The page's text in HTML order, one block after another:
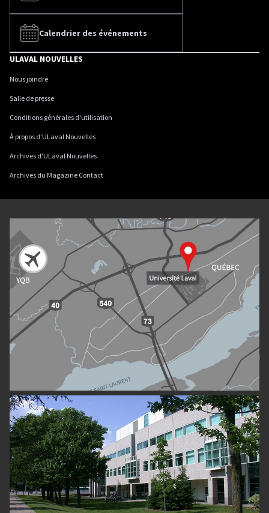
Calendrier des événements
ULAVAL NOUVELLES
Nous joindre
Salle de presse
Conditions générales d'utilisation
À propos d'ULaval Nouvelles
Archives d'ULaval Nouvelles
Archives du Magazine Contact